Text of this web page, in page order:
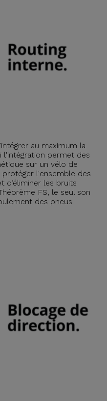
au maximum la
l'intégration permet des
sur un vélo de
l'ensemble des
d’éliminer les bruits
FS, le seul son
des pneus.